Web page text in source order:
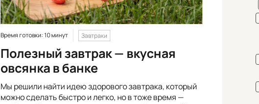
Время готовки: 10 минут Завтраки
Полезный завтрак — вкусная
овсянка в банке
Мы решили найти идею здорового завтрака, который
можно сделать быстро и легко, но в тоже время —